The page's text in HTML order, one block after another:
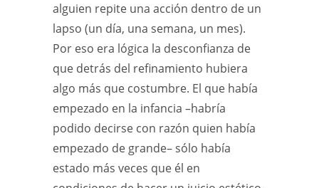
alguien repite una acción dentro de un
lapso (un día, una semana, un mes).
Por eso era lógica la desconfianza de
que detrás del refinamiento hubiera
algo más que costumbre. El que había
empezado en la infancia –habría
podido decirse con razón quien había
empezado de grande– sólo había
estado más veces que él en